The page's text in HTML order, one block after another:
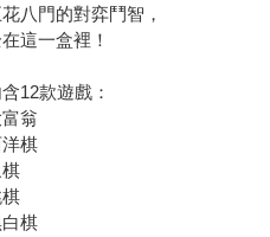
八門的對弈鬥智，
這一盒裡！
12款遊戲：
翁
棋
棋